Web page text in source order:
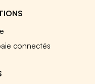
connectés